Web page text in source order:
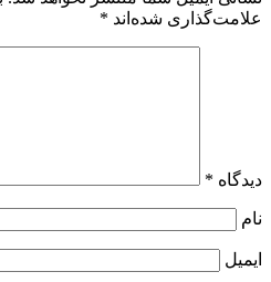
علامت‌گذاری شده‌اند *
دیدگاه *
نام
ایمیل